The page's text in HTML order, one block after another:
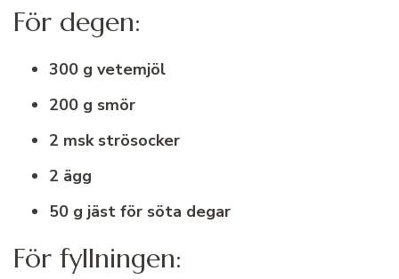
För degen:
300 g vetemjöl
200 g smör
2 msk strösocker
2 ägg
50 g jäst för söta degar
För fyllningen: